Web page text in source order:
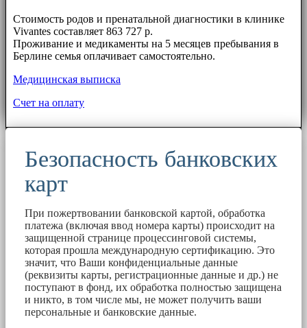
Стоимость родов и пренатальной диагностики в клинике
Vivantes составляет 863 727 р.
Проживание и медикаменты на 5 месяцев пребывания в
Берлине семья оплачивает самостоятельно.
Медицинская выписка
Счет на оплату
Безопасность банковских
карт
При пожертвовании банковской картой, обработка
платежа (включая ввод номера карты) происходит на
защищенной странице процессинговой системы,
которая прошла международную сертификацию. Это
значит, что Ваши конфиденциальные данные
(реквизиты карты, регистрационные данные и др.) не
поступают в фонд, их обработка полностью защищена
и никто, в том числе мы, не может получить ваши
персональные и банковские данные.